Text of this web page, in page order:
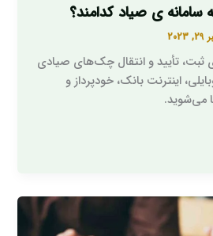
ی صیاد کدامند؟
ثبت، تأیید و انتقال چک‌های صیادی
اینترنت بانک، خودپرداز و
می‌شوید.